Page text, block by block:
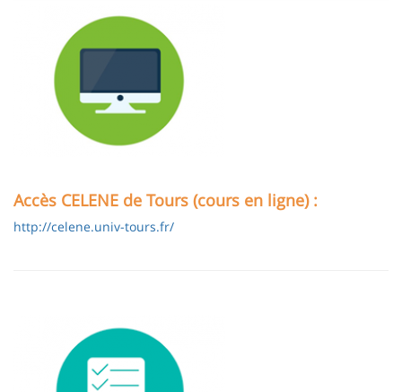
Accès CELENE de Tours (cours en ligne) :
http://celene.univ-tours.fr/